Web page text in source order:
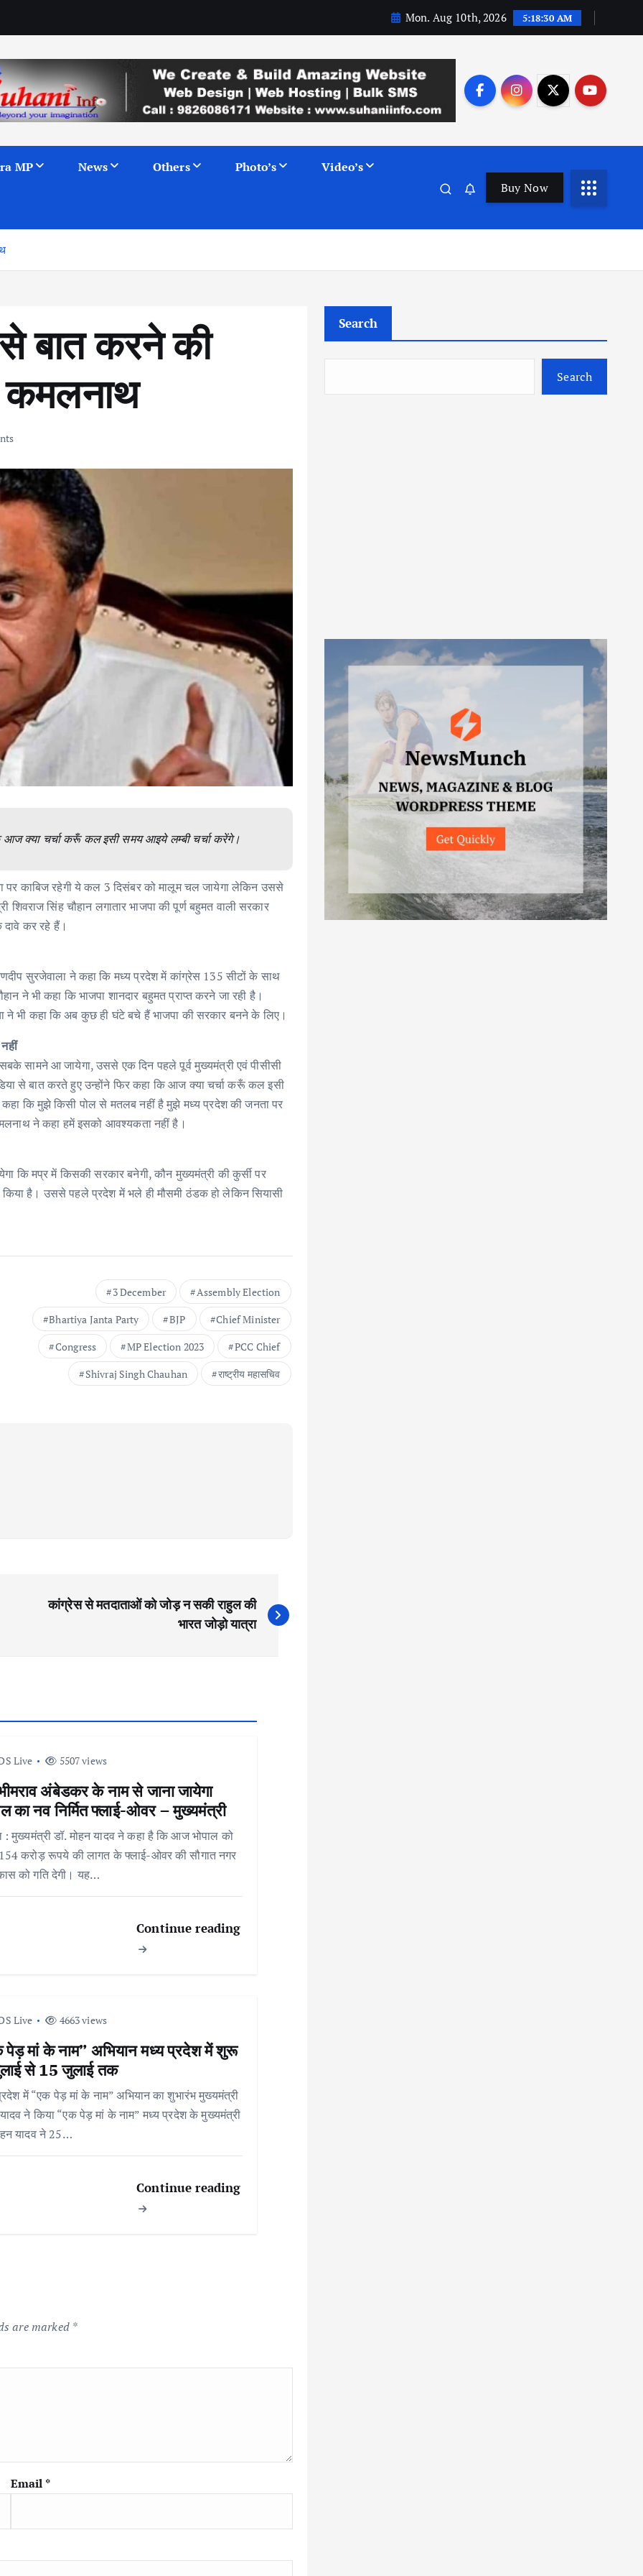
Mon. Aug 10th, 2026 5:18:31 AM
MP News Others Photo’s Video’s
Buy Now
से बात करने की
आज क्या चर्चा करूँ कल इसी समय आइये लम्बी चर्चा करेंगे।
पर काबिज रहेगी ये कल 3 दिसंबर को मालूम चल जायेगा लेकिन उससे
सिंह चौहान लगातार भाजपा की पूर्ण बहुमत वाली सरकार
कर रहे हैं।
सुरजेवाला ने कहा कि मध्य प्रदेश में कांग्रेस 135 सीटों के साथ
ने भी कहा कि भाजपा शानदार बहुमत प्राप्त करने जा रही है।
ने भी कहा कि अब कुछ ही घंटे बचे हैं भाजपा की सरकार बनने के लिए।
सामने आ जायेगा, उससे एक दिन पहले पूर्व मुख्यमंत्री एवं पीसीसी
से बात करते हुए उन्होंने फिर कहा कि आज क्या चर्चा करूँ कल इसी
कि मुझे किसी पोल से मतलब नहीं है मुझे मध्य प्रदेश की जनता पर
ने कहा हमें इसको आवश्यकता नहीं है।
कि मप्र में किसकी सरकार बनेगी, कौन मुख्यमंत्री की कुर्सी पर
है। उससे पहले प्रदेश में भले ही मौसमी ठंडक हो लेकिन सियासी
3 December
Assembly Election
Bhartiya Janta Party
BJP
Chief Minister
Congress
MP Election 2023
PCC Chief
Shivraj Singh Chauhan
राष्ट्रीय महासचिव
कांग्रेस से मतदाताओं को जोड़ न सकी राहुल की
भारत जोड़ो यात्रा
Live 5507 views
अंबेडकर के नाम से जाना जायेगा
का नव निर्मित फ्लाई-ओवर – मुख्यमंत्री
: मुख्यमंत्री डॉ. मोहन यादव ने कहा है कि आज भोपाल को
करोड़ रूपये की लागत के फ्लाई-ओवर की सौगात नगर
को गति देगी। यह…
Continue reading
Live 4663 views
पेड़ मां के नाम” अभियान मध्य प्रदेश में शुरू
से 15 जुलाई तक
में “एक पेड़ मां के नाम” अभियान का शुभारंभ मुख्यमंत्री
ने किया “एक पेड़ मां के नाम” मध्य प्रदेश के मुख्यमंत्री
यादव ने 25…
Continue reading
are marked *
Email *
Search
Search